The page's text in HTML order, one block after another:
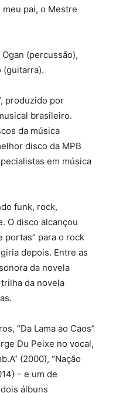
pai, o Mestre
(percussão),
(guitarra).
produzido por
brasileiro.
da música
disco da MPB
em música
funk, rock,
O disco alcançou
portas” para o rock
depois. Entre as
da novela
da novela
“Da Lama ao Caos”
Du Peixe no vocal,
(2000), “Nação
– e um de
álbuns